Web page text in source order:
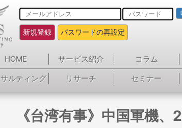
新規登録 パスワードの再設定
HOME サービス紹介 コラム
ルティング
リサーチ セミナー
《台湾有事》中国軍機